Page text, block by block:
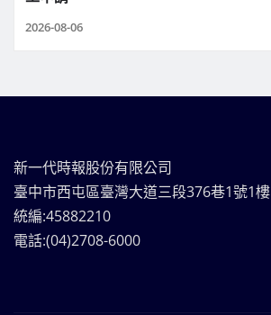
2026-08-06
新一代時報股份有限公司
臺中市西屯區臺灣大道三段376巷1號1樓
統編:45882210
電話:(04)2708-6000